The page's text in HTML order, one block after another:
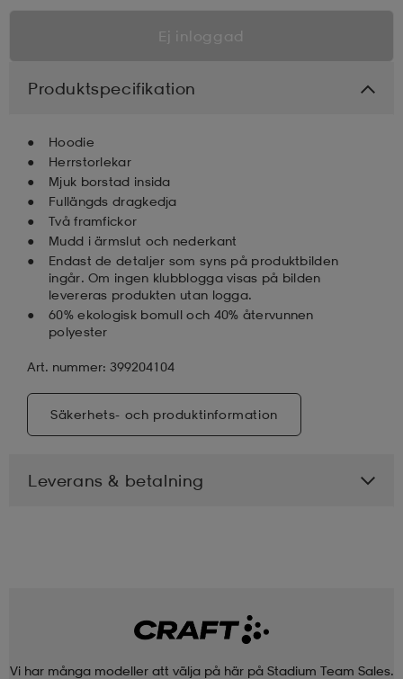
Ej inloggad
Produktspecifikation
Hoodie
Herrstorlekar
Mjuk borstad insida
Fullängds dragkedja
Två framfickor
Mudd i ärmslut och nederkant
Endast de detaljer som syns på produktbilden
ingår. Om ingen klubblogga visas på bilden
levereras produkten utan logga.
60% ekologisk bomull och 40% återvunnen
polyester
Art. nummer: 399204104
Säkerhets- och produktinformation
Leverans & betalning
Vi har många modeller att välja på här på Stadium Team Sales.